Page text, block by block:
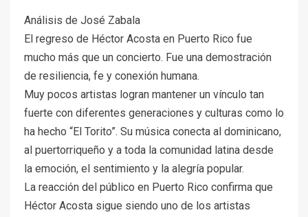
Análisis de José Zabala
El regreso de Héctor Acosta en Puerto Rico fue
mucho más que un concierto. Fue una demostración
de resiliencia, fe y conexión humana.
Muy pocos artistas logran mantener un vínculo tan
fuerte con diferentes generaciones y culturas como lo
ha hecho “El Torito”. Su música conecta al dominicano,
al puertorriqueño y a toda la comunidad latina desde
la emoción, el sentimiento y la alegría popular.
La reacción del público en Puerto Rico confirma que
Héctor Acosta sigue siendo uno de los artistas